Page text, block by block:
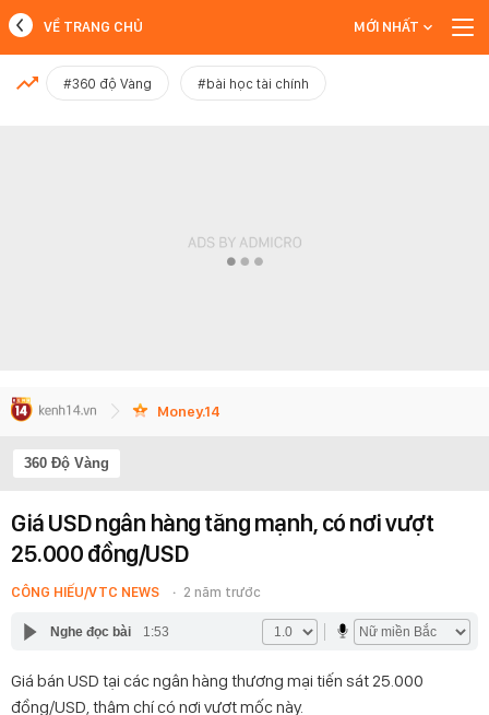
MỚI NHẤT
VỀ TRANG CHỦ MỚI NHẤT
#360 độ Vàng #bài học tài chính
Money.14
360 Độ Vàng
Giá USD ngân hàng tăng mạnh, có nơi vượt
25.000 đồng/USD
CÔNG HIẾU/VTC NEWS 2 năm trước
Nghe đọc bài 1:53
Giá bán USD tại các ngân hàng thương mại tiến sát 25.000
đồng/USD, thậm chí có nơi vượt mốc này.